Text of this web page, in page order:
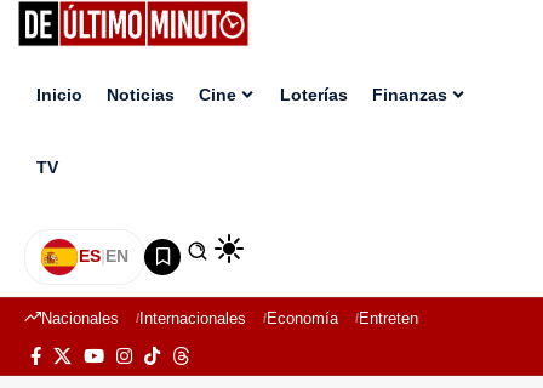
Inicio Noticias Cine Loterías Finanzas
TV
ES|EN
Nacionales Internacionales Economía Entretenimiento